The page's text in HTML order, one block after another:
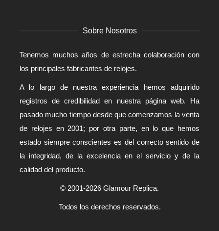
Sobre Nosotros
Tenemos muchos años de estrecha colaboración con
los principales fabricantes de relojes.
A lo largo de nuestra experiencia hemos adquirido
registros de credibilidad en nuestra página web. Ha
pasado mucho tiempo desde que comenzamos la venta
de relojes en 2001; por otra parte, en lo que hemos
estado siempre conscientes es del correcto sentido de
la integridad, de la excelencia en el servicio y de la
calidad del producto.
© 2001-2026 Glamour Replica.
Todos los derechos reservados.